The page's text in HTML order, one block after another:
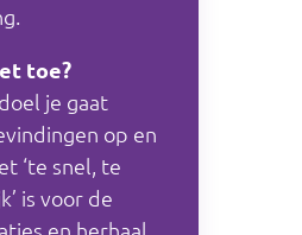
toe?
je gaat
op en
‘te snel, te
is voor de